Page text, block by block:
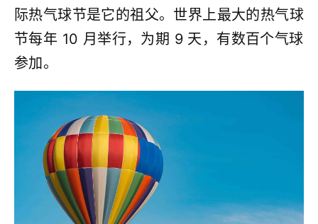
际热气球节是它的祖父。世界上最大的热气球
节每年 10 月举行，为期 9 天，有数百个气球
参加。